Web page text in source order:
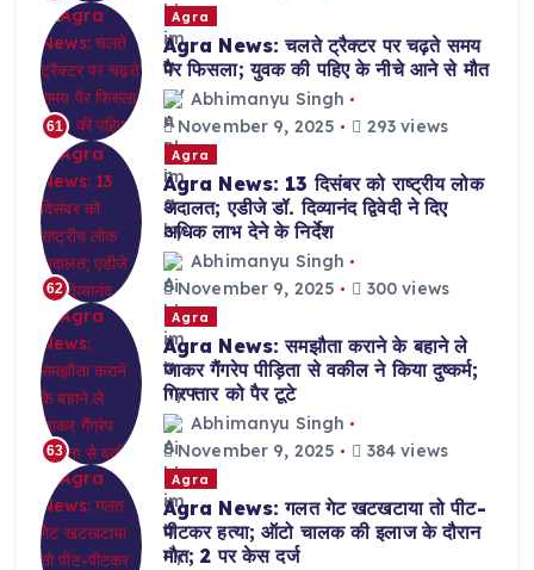
61
Agra
Agra News: चलते ट्रैक्टर पर चढ़ते समय
पैर फिसला; युवक की पहिए के नीचे आने से मौत
Abhimanyu Singh
November 9, 2025
293 views
62
Agra
Agra News: 13 दिसंबर को राष्ट्रीय लोक
अदालत; एडीजे डॉ. दिव्यानंद द्विवेदी ने दिए
अधिक लाभ देने के निर्देश
Abhimanyu Singh
November 9, 2025
300 views
63
Agra
Agra News: समझौता कराने के बहाने ले
जाकर गैंगरेप पीड़िता से वकील ने किया दुष्कर्म;
गिरफ्तार को पैर टूटे
Abhimanyu Singh
November 9, 2025
384 views
Agra
Agra News: गलत गेट खटखटाया तो पीट-
पीटकर हत्या; ऑटो चालक की इलाज के दौरान
मौत; 2 पर केस दर्ज